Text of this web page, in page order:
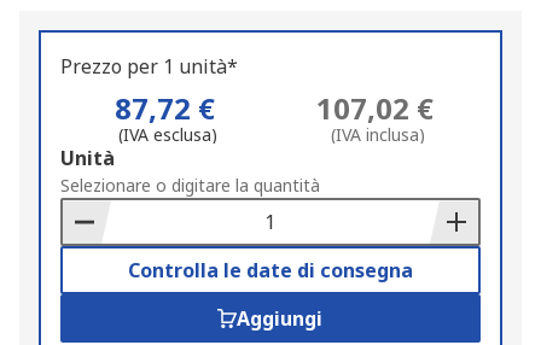
Prezzo per 1 unità*
87,72 €
(IVA esclusa)
107,02 €
(IVA inclusa)
Add
to
Basket
Unità
Selezionare o digitare la quantità
Controlla le date di consegna
Aggiungi